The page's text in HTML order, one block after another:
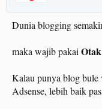
Dunia blogging
maka wajib pakai
Kalau punya blog bule
Adsense, lebih baik